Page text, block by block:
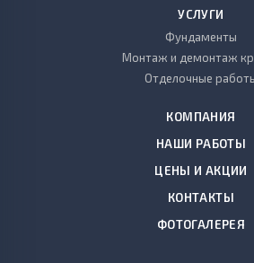
УСЛУГИ
Фундаменты
Монтаж и демонтаж
Отделочные
КОМПАНИЯ
НАШИ РАБОТЫ
ЦЕНЫ И АКЦИИ
КОНТАКТЫ
ФОТОГАЛЕРЕЯ